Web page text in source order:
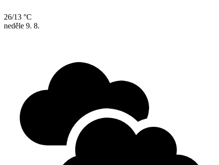
26/13 °C
neděle 9. 8.